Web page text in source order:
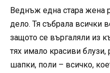
Веднъж една стара жена
дело. Тя събрала всички
защото се въргаляли из
тях имало красиви блузи,
шапки, поли – всичко,